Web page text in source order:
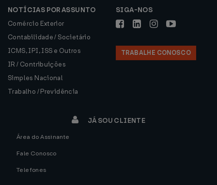
NOTÍCIAS POR ASSUNTO
Comércio Exterior
Contabilidade / Societário
ICMS, IPI, ISS e Outros
IR / Contribuições
Simples Nacional
Trabalho / Previdência
SIGA-NOS
TRABALHE CONOSCO
JÁ SOU CLIENTE
Área do Assinante
Fale Conosco
Telefones